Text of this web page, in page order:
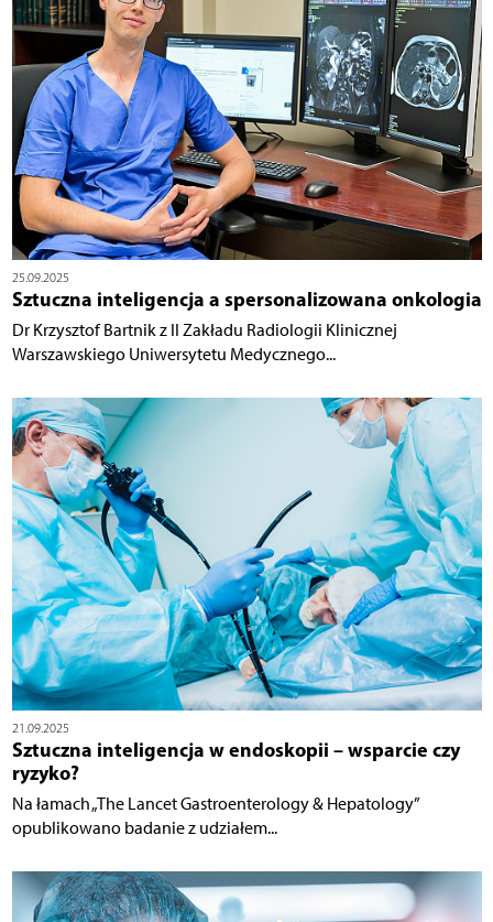
25.09.2025
Sztuczna inteligencja a spersonalizowana onkologia
Dr Krzysztof Bartnik z II Zakładu Radiologii Klinicznej
Warszawskiego Uniwersytetu Medycznego...
21.09.2025
Sztuczna inteligencja w endoskopii – wsparcie czy
ryzyko?
Na łamach „The Lancet Gastroenterology & Hepatology”
opublikowano badanie z udziałem...